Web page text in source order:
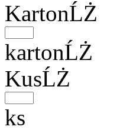
KartonĹŻ
kartonĹŻ
KusĹŻ
ks